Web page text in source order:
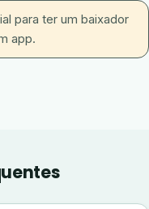
para ter um baixador
app.